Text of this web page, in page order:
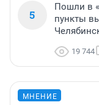
5
Пошли в
пункты
19 744
МНЕНИЕ